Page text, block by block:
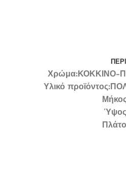
Χρώμα:ΚΟΚΚΙΝΟ-
Υλικό προϊόντος: